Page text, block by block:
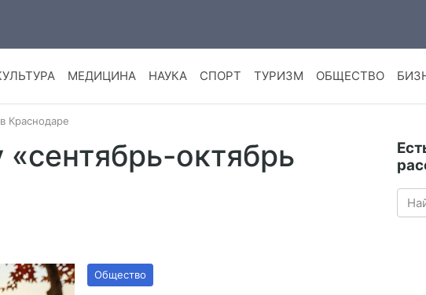
МЕДИЦИНА НАУКА СПОРТ ТУРИЗМ ОБЩЕСТВО
Краснодаре
«сентябрь-октябрь
Общество